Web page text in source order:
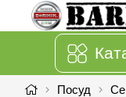
Посуд